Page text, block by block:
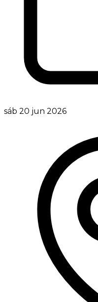
sáb 20 jun 2026